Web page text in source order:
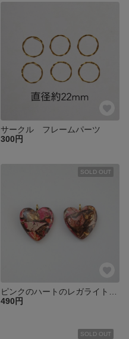
サークル フレームパーツ
300円
SOLD OUT
490円
SOLD OUT